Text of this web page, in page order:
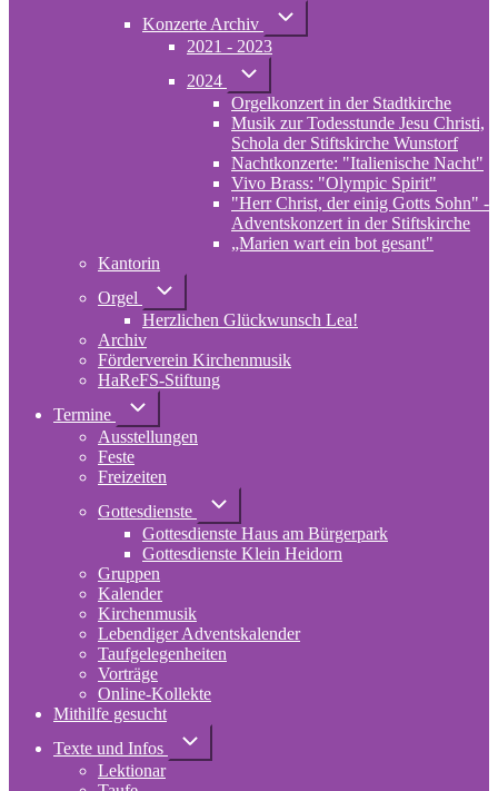
Konzerte Archiv
Unternavigation
2021 - 2023
2024
Unternavigation
2024
Orgelkonzert in der Stadtkirche
Musik zur Todesstunde Jesu Christi,
Schola der Stiftskirche Wunstorf
Nachtkonzerte: "Italienische Nacht"
Vivo Brass: "Olympic Spirit"
"Herr Christ, der einig Gotts Sohn" -
Adventskonzert in der Stiftskirche
„Marien wart ein bot gesant"
Kantorin
Orgel
Unternavigation
Orgel
Herzlichen Glückwunsch Lea!
Archiv
Förderverein Kirchenmusik
HaReFS-Stiftung
Termine
Unternavigation
Termine
Ausstellungen
Feste
Freizeiten
Gottesdienste
Unternavigation
Gottesdienste
Gottesdienste Haus am Bürgerpark
Gottesdienste Klein Heidorn
Gruppen
Kalender
Kirchenmusik
Lebendiger Adventskalender
Taufgelegenheiten
Vorträge
Online-Kollekte
Mithilfe gesucht
Texte und Infos
Unternavigation
Lektionar